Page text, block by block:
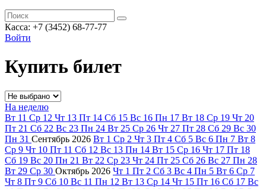
Касса: +7 (3452) 68-77-77
Войти
Купить билет
На неделю
Вт 11 Ср 12 Чт 13 Пт 14 Сб 15 Вс 16 Пн 17 Вт 18 Ср 19 Чт 20
Пт 21 Сб 22 Вс 23 Пн 24 Вт 25 Ср 26 Чт 27 Пт 28 Сб 29 Вс 30
Пн 31 Сентябрь 2026 Вт 1 Ср 2 Чт 3 Пт 4 Сб 5 Вс 6 Пн 7 Вт 8
Ср 9 Чт 10 Пт 11 Сб 12 Вс 13 Пн 14 Вт 15 Ср 16 Чт 17 Пт 18
Сб 19 Вс 20 Пн 21 Вт 22 Ср 23 Чт 24 Пт 25 Сб 26 Вс 27 Пн 28
Вт 29 Ср 30 Октябрь 2026 Чт 1 Пт 2 Сб 3 Вс 4 Пн 5 Вт 6 Ср 7
Чт 8 Пт 9 Сб 10 Вс 11 Пн 12 Вт 13 Ср 14 Чт 15 Пт 16 Сб 17 Вс